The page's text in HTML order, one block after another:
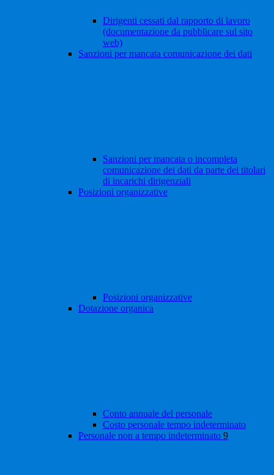
Dirigenti cessati dal rapporto di lavoro
(documentazione da pubblicare sul sito
web)
Sanzioni per mancata comunicazione dei dati
Sanzioni per mancata o incompleta
comunicazione dei dati da parte dei titolari
di incarichi dirigenziali
Posizioni organizzative
Posizioni organizzative
Dotazione organica
Conto annuale del personale
Costo personale tempo indeterminato
Personale non a tempo indeterminato 9